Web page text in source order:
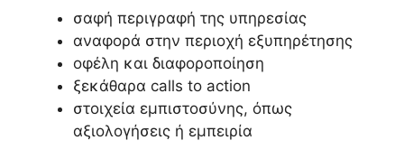
σαφή περιγραφή της υπηρεσίας
αναφορά στην περιοχή εξυπηρέτησης
οφέλη και διαφοροποίηση
ξεκάθαρα calls to action
στοιχεία εμπιστοσύνης, όπως
αξιολογήσεις ή εμπειρία